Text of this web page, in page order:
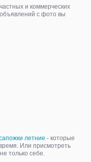
и коммерческих
с фото вы
летние - которые
Или присмотреть
только себе.